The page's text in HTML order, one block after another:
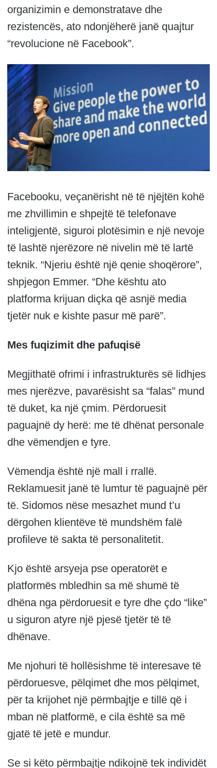
organizimin e demonstratave dhe
rezistencës, ato ndonjëherë janë quajtur
“revolucione në Facebook”.
Facebooku, veçanërisht në të njëjtën kohë
me zhvillimin e shpejtë të telefonave
inteligjentë, siguroi plotësimin e një nevoje
të lashtë njerëzore në nivelin më të lartë
teknik. “Njeriu është një qenie shoqërore”,
shpjegon Emmer. “Dhe kështu ato
platforma krijuan diçka që asnjë media
tjetër nuk e kishte pasur më parë”.
Mes fuqizimit dhe pafuqisë
Megjithatë ofrimi i infrastrukturës së lidhjes
mes njerëzve, pavarësisht sa “falas” mund
të duket, ka një çmim. Përdoruesit
paguajnë dy herë: me të dhënat personale
dhe vëmendjen e tyre.
Vëmendja është një mall i rrallë.
Reklamuesit janë të lumtur të paguajnë për
të. Sidomos nëse mesazhet mund t’u
dërgohen klientëve të mundshëm falë
profileve të sakta të personalitetit.
Kjo është arsyeja pse operatorët e
platformës mbledhin sa më shumë të
dhëna nga përdoruesit e tyre dhe çdo “like”
u siguron atyre një pjesë tjetër të të
dhënave.
Me njohuri të hollësishme të interesave të
përdoruesve, pëlqimet dhe mos pëlqimet,
për ta krijohet një përmbajtje e tillë që i
mban në platformë, e cila është sa më
gjatë të jetë e mundur.
Se si këto përmbajtje ndikojnë tek individët